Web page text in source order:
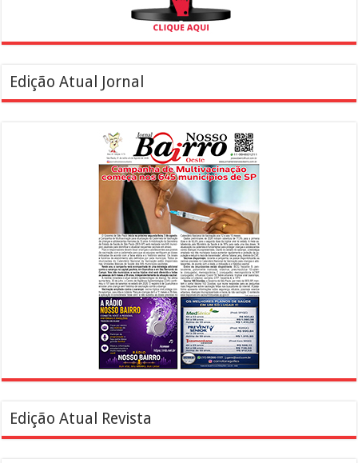
Edição Atual Jornal
Edição Atual Revista